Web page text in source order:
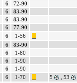
6
72-90
6
83-90
6
83-90
6
77-90
6
1-56
6
83-90
6
1-80
6
1-90
6
1-90
6 1-70 5
, 53